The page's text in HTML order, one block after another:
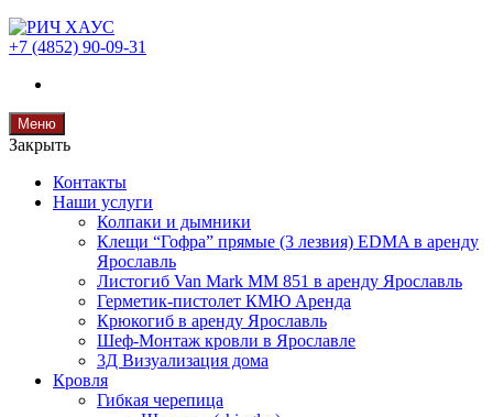
+7 (4852) 90-09-31
Меню
Закрыть
Контакты
Наши услуги
Колпаки и дымники
Клещи “Гофра” прямые (3 лезвия) EDMA в аренду
Ярославль
Листогиб Van Mark MM 851 в аренду Ярославль
Герметик-пистолет КМЮ Аренда
Крюкогиб в аренду Ярославль
Шеф-Монтаж кровли в Ярославле
3Д Визуализация дома
Кровля
Гибкая черепица